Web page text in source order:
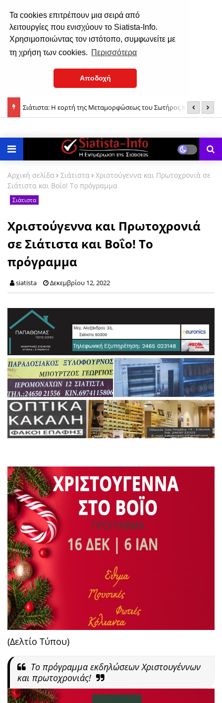
Τα cookies επιτρέπουν μια σειρά από
λειτουργίες που ενισχύουν το Siatista-Info.
Χρησιμοποιώντας τον ιστότοπο, συμφωνείτε με
τη χρήση των cookies. Περισσότερα
Αποδοχή
του Σιάτιστα: Η εορτή της Μεταμορφώσεως του Σωτήρος Χριστού
Αρχική σελίδα Σιάτιστα
Χριστούγεννα και Πρωτοχρονιά σε
Σιάτιστα και Βοΐο! Το πρόγραμμα
Σιάτιστα
Χριστούγεννα και Πρωτοχρονιά
σε Σιάτιστα και Βοΐο! Το
πρόγραμμα
siatista Δεκεμβρίου 12, 2022
(Δελτίο Τύπου)
Το πρόγραμμα εκδηλώσεων Χριστουγέννων
και πρωτοχρονιάς!